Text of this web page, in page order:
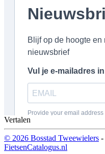
Vertalen
© 2026 Bosstad Tweewielers -
FietsenCatalogus.nl